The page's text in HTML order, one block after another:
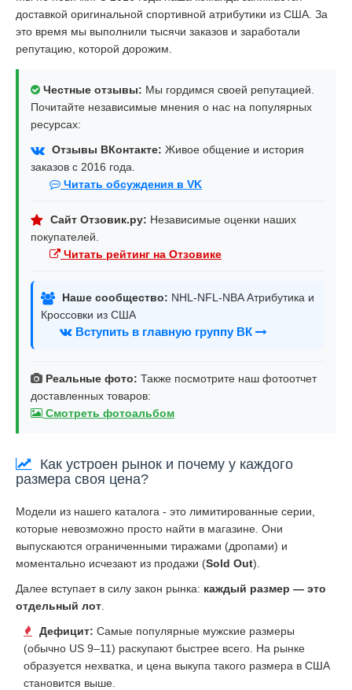
доставкой оригинальной спортивной атрибутики из США. За
это время мы выполнили тысячи заказов и заработали
репутацию, которой дорожим.
Честные отзывы: Мы гордимся своей репутацией.
Почитайте независимые мнения о нас на популярных
ресурсах:
Отзывы ВКонтакте: Живое общение и история
заказов с 2016 года.
Читать обсуждения в VK
Сайт Отзовик.ру: Независимые оценки наших
покупателей.
Читать рейтинг на Отзовике
Наше сообщество: NHL-NFL-NBA Атрибутика и
Кроссовки из США
Вступить в главную группу ВК
Реальные фото: Также посмотрите наш фотоотчет
доставленных товаров:
Смотреть фотоальбом
Как устроен рынок и почему у каждого
размера своя цена?
Модели из нашего каталога - это лимитированные серии,
которые невозможно просто найти в магазине. Они
выпускаются ограниченными тиражами (дропами) и
моментально исчезают из продажи (Sold Out).
Далее вступает в силу закон рынка: каждый размер — это
отдельный лот
Дефицит: Самые популярные мужские размеры
(обычно US 9–11) раскупают быстрее всего. На рынке
образуется нехватка, и цена выкупа такого размера в США
становится выше.